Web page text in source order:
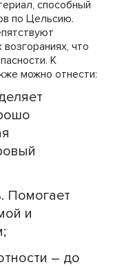
способный
по Цельсию.
что
К
можно отнести:
Помогает
и
– до